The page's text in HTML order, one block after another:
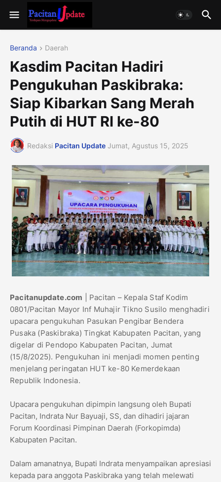
Beranda Daerah
Kasdim Pacitan Hadiri
Pengukuhan Paskibraka:
Siap Kibarkan Sang Merah
Putih di HUT RI ke-80
Redaksi Pacitan Update Jumat, Agustus 15, 2025
Pacitanupdate.com | Pacitan – Kepala Staf Kodim
0801/Pacitan Mayor Inf Muhajir Tikno Susilo menghadiri
upacara pengukuhan Pasukan Pengibar Bendera
Pusaka (Paskibraka) Tingkat Kabupaten Pacitan, yang
digelar di Pendopo Kabupaten Pacitan, Jumat
(15/8/2025). Pengukuhan ini menjadi momen penting
menjelang peringatan HUT ke-80 Kemerdekaan
Republik Indonesia.
Upacara pengukuhan dipimpin langsung oleh Bupati
Pacitan, Indrata Nur Bayuaji, SS, dan dihadiri jajaran
Forum Koordinasi Pimpinan Daerah (Forkopimda)
Kabupaten Pacitan.
Dalam amanatnya, Bupati Indrata menyampaikan apresiasi
kepada para anggota Paskibraka yang telah melewati